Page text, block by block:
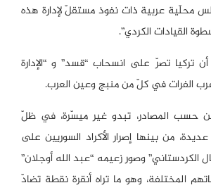
محلّية عربية ذات نفوذ مستقلّ لإدارة هذه
القيادات الكردي”.
تركيا تصرّ على انسحاب “قسد” و “الإدارة
الفرات في كلّ من منبج وعين العرب.
حسب المصادر، تبدو غير ميسّرة، في ظلّ
من بينها إصرار الأكراد السوريين على
الكردستاني” وصور زعيمه “عبد الله أوجلان”
المختلفة، وهو ما تراه أنقرة نقطة تضادّ